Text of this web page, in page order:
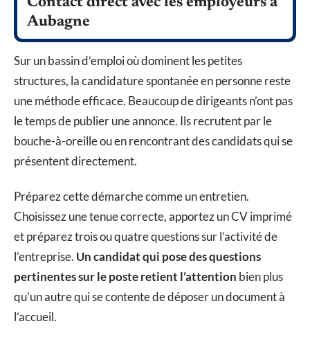
Aubagne
Sur un bassin d’emploi où dominent les petites
structures, la candidature spontanée en personne reste
une méthode efficace. Beaucoup de dirigeants n’ont pas
le temps de publier une annonce. Ils recrutent par le
bouche-à-oreille ou en rencontrant des candidats qui se
présentent directement.
Préparez cette démarche comme un entretien.
Choisissez une tenue correcte, apportez un CV imprimé
et préparez trois ou quatre questions sur l’activité de
l’entreprise. Un candidat qui pose des questions
pertinentes sur le poste retient l’attention bien plus
qu’un autre qui se contente de déposer un document à
l’accueil.